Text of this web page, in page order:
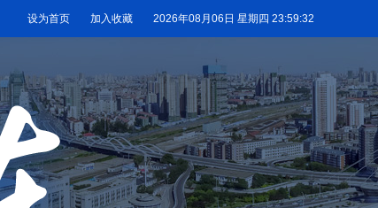
设为首页 加入收藏 2026年08月06日 星期四 23:59:34